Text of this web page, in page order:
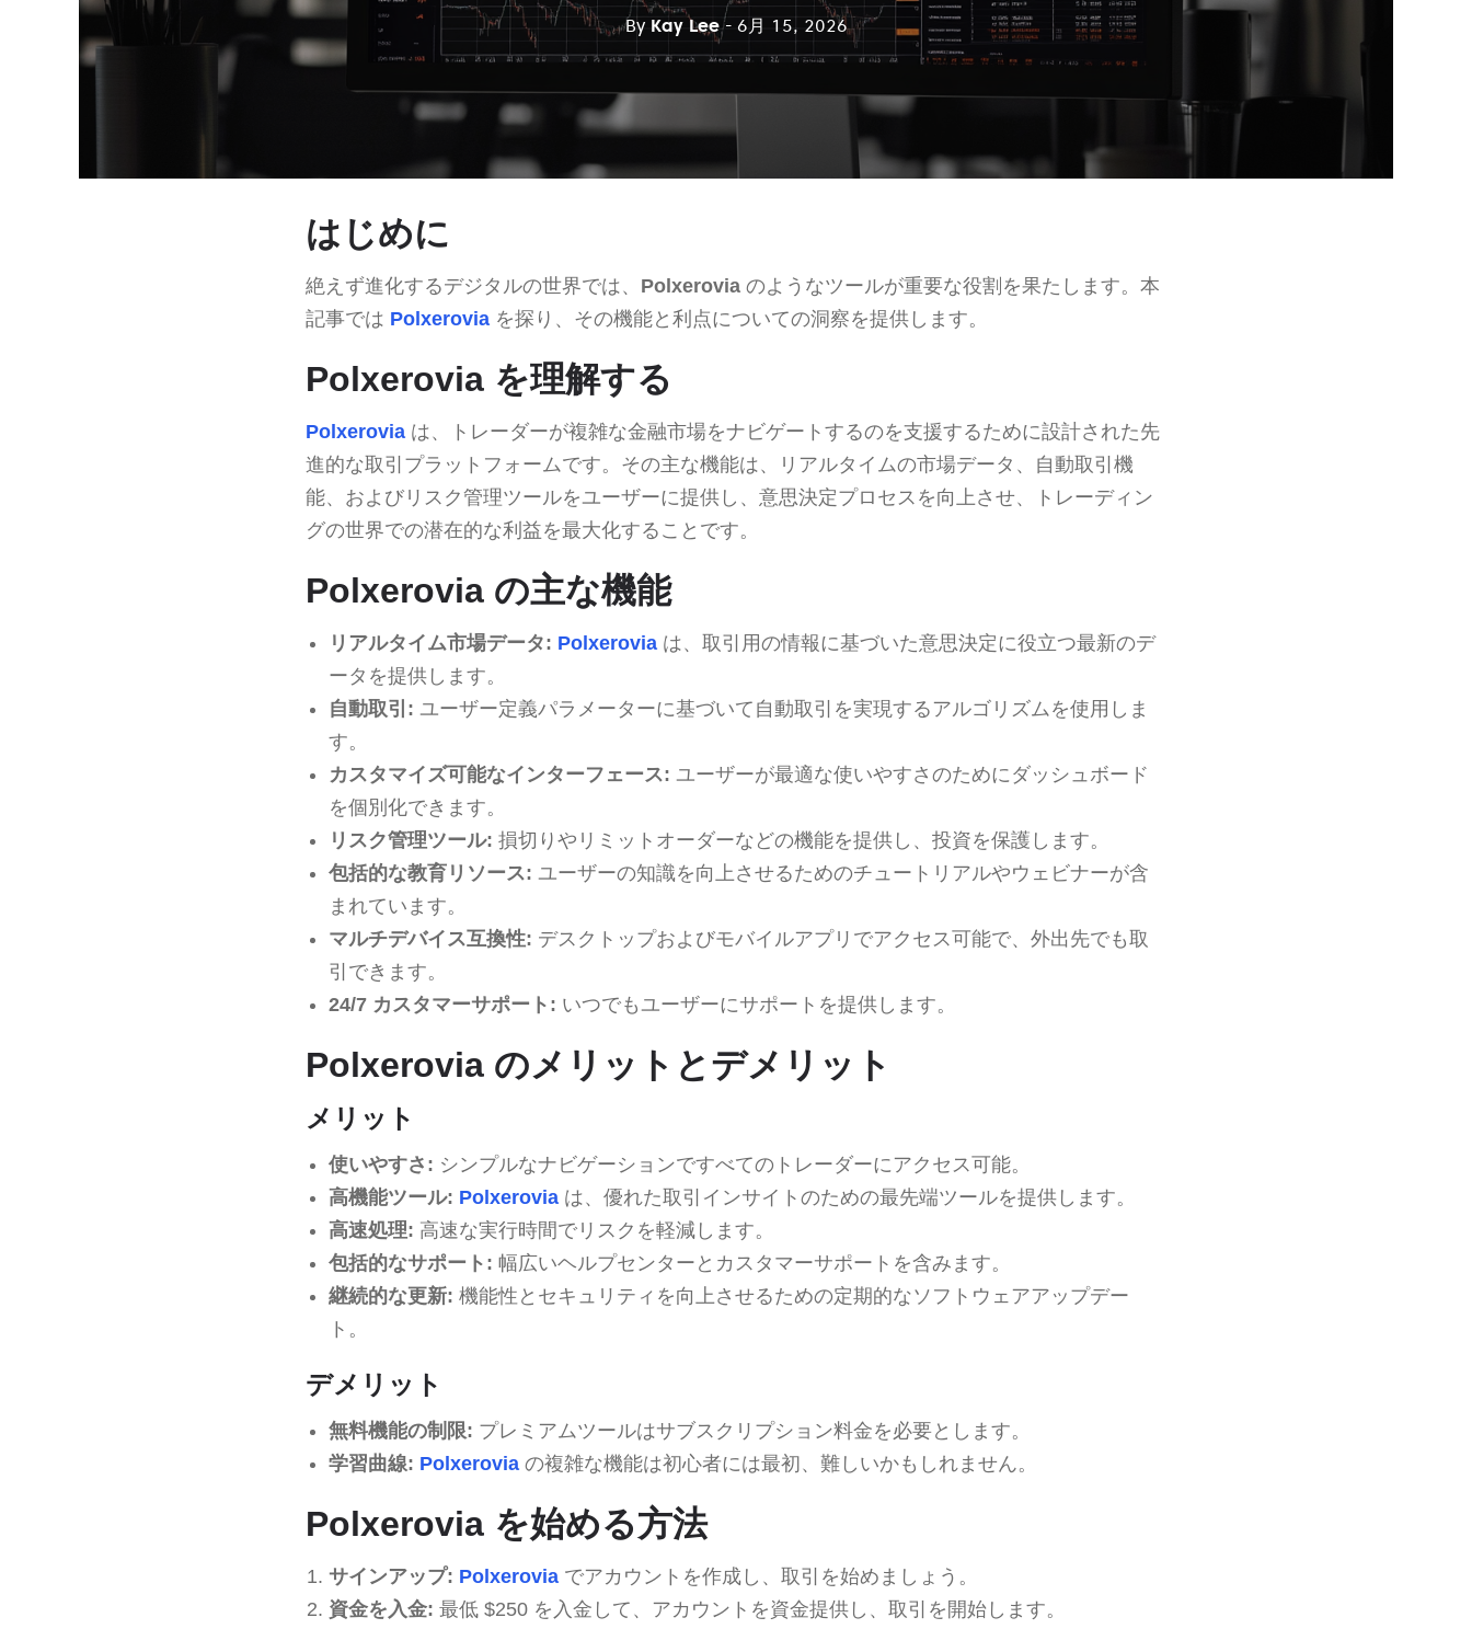
By Kay Lee - 6月 15, 2026
はじめに
絶えず進化するデジタルの世界では、 Polxerovia のようなツールが重要な役割を果たします。本
記事では Polxerovia を探り、その機能と利点についての洞察を提供します。
Polxerovia を理解する
Polxerovia は、トレーダーが複雑な金融市場をナビゲートするのを支援するために設計された先
進的な取引プラットフォームです。その主な機能は、リアルタイムの市場データ、自動取引機
能、およびリスク管理ツールをユーザーに提供し、意思決定プロセスを向上させ、トレーディン
グの世界での潜在的な利益を最大化することです。
Polxerovia の主な機能
リアルタイム市場データ: Polxeroviaは、取引用の情報に基づいた意思決定に役立つ最新のデ
ータを提供します。
自動取引: ユーザー定義パラメーターに基づいて自動取引を実現するアルゴリズムを使用しま
す。
カスタマイズ可能なインターフェース: ユーザーが最適な使いやすさのためにダッシュボード
を個別化できます。
リスク管理ツール: 損切りやリミットオーダーなどの機能を提供し、投資を保護します。
包括的な教育リソース: ユーザーの知識を向上させるためのチュートリアルやウェビナーが含
まれています。
マルチデバイス互換性: デスクトップおよびモバイルアプリでアクセス可能で、外出先でも取
引できます。
24/7 カスタマーサポート: いつでもユーザーにサポートを提供します。
Polxerovia のメリットとデメリット
メリット
使いやすさ: シンプルなナビゲーションですべてのトレーダーにアクセス可能。
高機能ツール: Polxeroviaは、優れた取引インサイトのための最先端ツールを提供します。
高速処理: 高速な実行時間でリスクを軽減します。
包括的なサポート: 幅広いヘルプセンターとカスタマーサポートを含みます。
継続的な更新: 機能性とセキュリティを向上させるための定期的なソフトウェアアップデー
ト。
デメリット
無料機能の制限: プレミアムツールはサブスクリプション料金を必要とします。
学習曲線: Polxeroviaの複雑な機能は初心者には最初、難しいかもしれません。
Polxerovia を始める方法
サインアップ: Polxeroviaでアカウントを作成し、取引を始めましょう。
資金を入金: 最低 $250 を入金して、アカウントを資金提供し、取引を開始します。